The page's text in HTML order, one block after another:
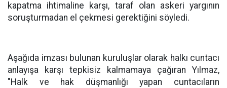
kapatma ihtimaline karşı, taraf olan askeri yargının
soruşturmadan el çekmesi gerektiğini söyledi.
Aşağıda imzası bulunan kuruluşlar olarak halkı cuntacı
anlayışa karşı tepkisiz kalmamaya çağıran Yılmaz,
"Halk ve hak düşmanlığı yapan cuntacıların